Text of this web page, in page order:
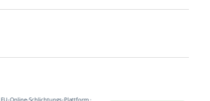
EU-Online-Schlichtungs-Plattform·